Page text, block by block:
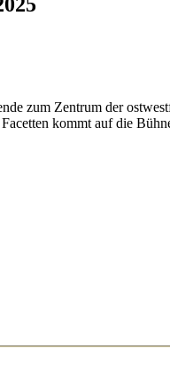
zum Zentrum der
kommt auf die